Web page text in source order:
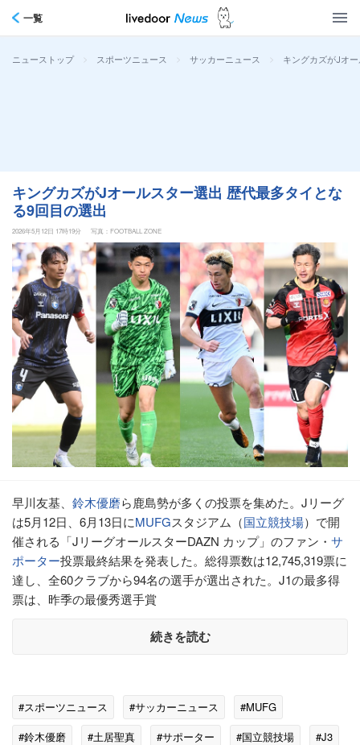
一覧
ニューストップ > スポーツニュース > サッカーニュース > キングカズがJオ
キングカズがJオールスター選出 歴代最多タイとな
る9回目の選出
2026年5月12日 17時19分 写真：FOOTBALL ZONE
早川友基、 鈴木優磨ら鹿島勢が多くの投票を集めた。Jリーグ
は5月12日、6月13日にMUFGスタジアム（国立競技場）で開
催される「JリーグオールスターDAZN カップ」のファン・ サ
ポーター投票最終結果を発表した。総得票数は12,745,319票に
達し、全60クラブから94名の選手が選出された。J1の最多得
票は、昨季の最優秀選手賞
続きを読む
#スポーツニュース #サッカーニュース
#MUFG
#鈴木優磨
#土居聖真 #サポーター #国立競技場
#J3